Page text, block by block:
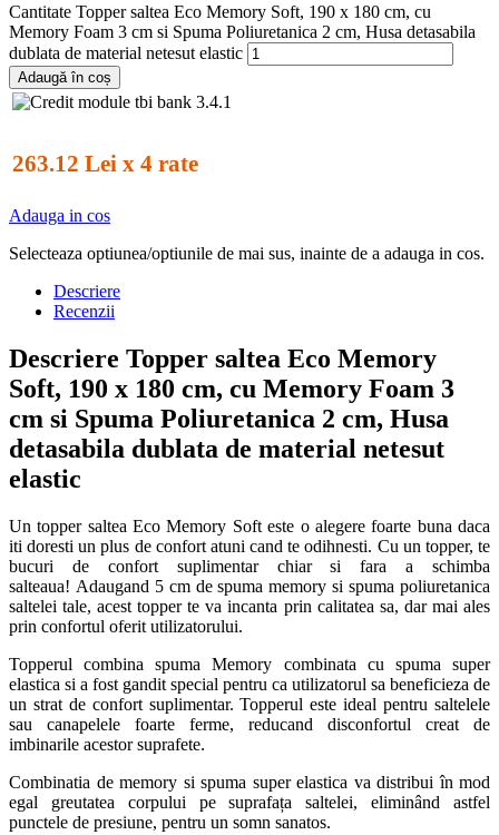
Cantitate Topper saltea Eco Memory Soft, 190 x 180 cm, cu
Memory Foam 3 cm si Spuma Poliuretanica 2 cm, Husa detasabila
dublata de material netesut elastic
Adaugă în coș
263.12 Lei x 4 rate
Adauga in cos
Selecteaza optiunea/optiunile de mai sus, inainte de a adauga in cos.
Descriere
Recenzii
Descriere Topper saltea Eco Memory
Soft, 190 x 180 cm, cu Memory Foam 3
cm si Spuma Poliuretanica 2 cm, Husa
detasabila dublata de material netesut
elastic
Un topper saltea Eco Memory Soft este o alegere foarte buna daca
iti doresti un plus de confort atuni cand te odihnesti. Cu un topper, te
bucuri de confort suplimentar chiar si fara a schimba
salteaua! Adaugand 5 cm de spuma memory si spuma poliuretanica
saltelei tale, acest topper te va incanta prin calitatea sa, dar mai ales
prin confortul oferit utilizatorului.
Topperul combina spuma Memory combinata cu spuma super
elastica si a fost gandit special pentru ca utilizatorul sa beneficieza de
un strat de confort suplimentar. Topperul este ideal pentru saltelele
sau canapelele foarte ferme, reducand disconfortul creat de
imbinarile acestor suprafete.
Combinatia de memory si spuma super elastica va distribui în mod
egal greutatea corpului pe suprafața saltelei, eliminând astfel
punctele de presiune, pentru un somn sanatos.